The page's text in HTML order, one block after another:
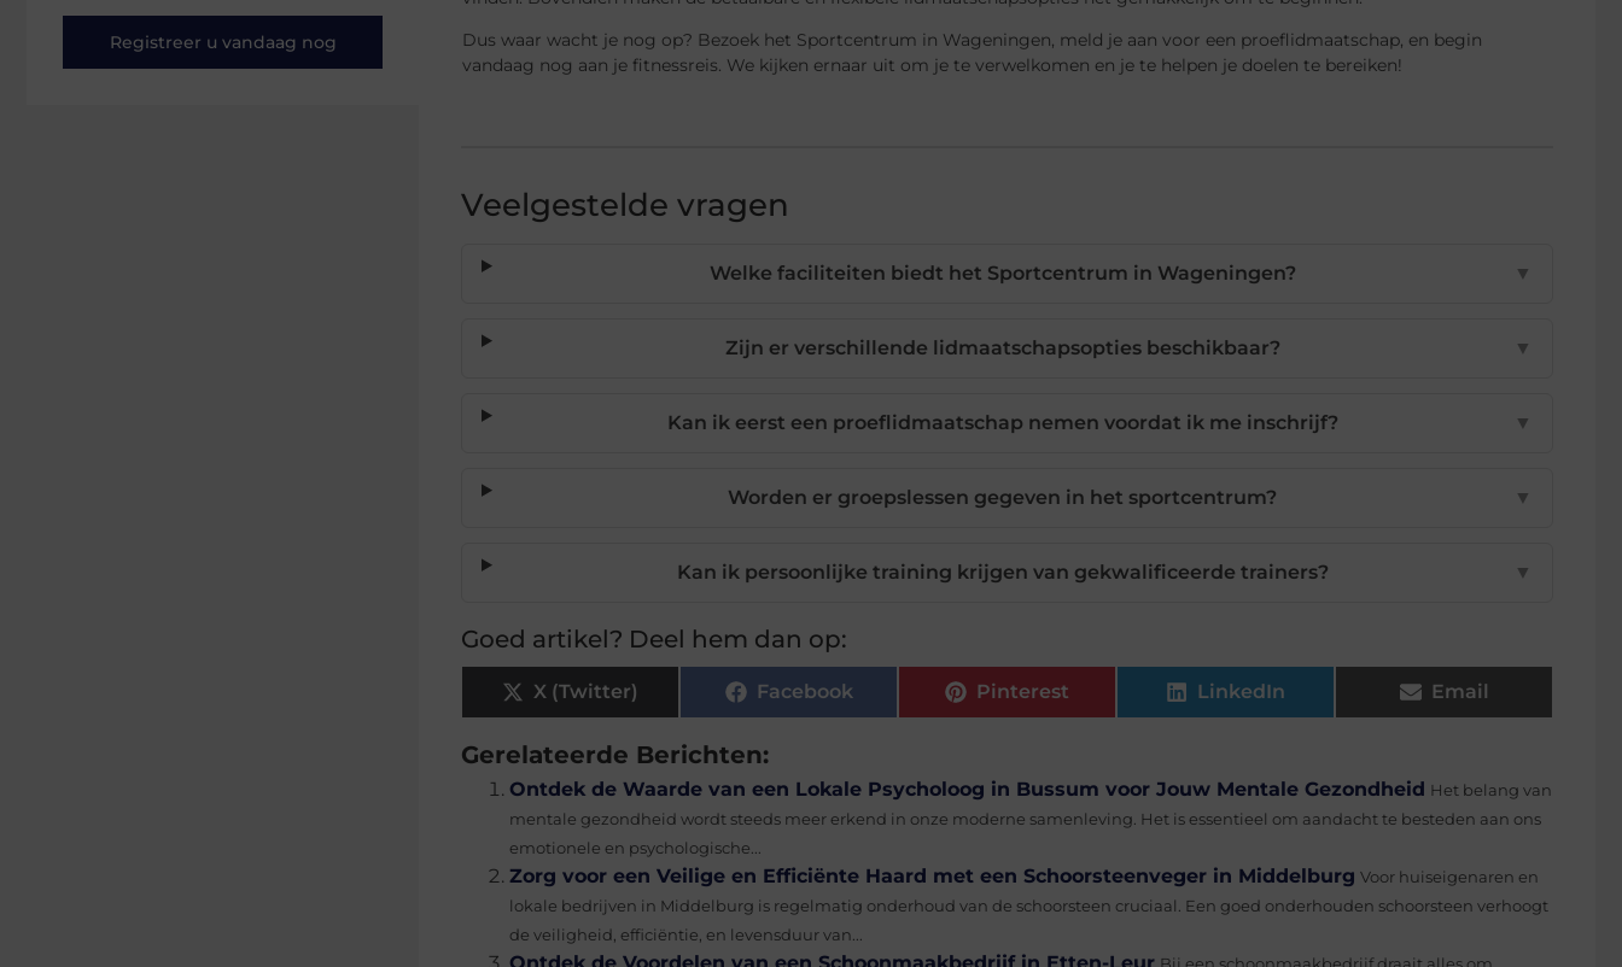
Registreer u vandaag nog
Dus waar wacht je nog op? Bezoek het Sportcentrum in Wageningen, meld je aan voor een proeflidmaatschap, en begin
vandaag nog aan je fitnessreis. We kijken ernaar uit om je te verwelkomen en je te helpen je doelen te bereiken!
Veelgestelde vragen
Welke faciliteiten biedt het Sportcentrum in Wageningen? ▼
Zijn er verschillende lidmaatschapsopties beschikbaar? ▼
Kan ik eerst een proeflidmaatschap nemen voordat ik me inschrijf? ▼
Worden er groepslessen gegeven in het sportcentrum? ▼
Kan ik persoonlijke training krijgen van gekwalificeerde trainers? ▼
Goed artikel? Deel hem dan op:
X (Twitter) Facebook Pinterest LinkedIn Email
Gerelateerde Berichten:
Ontdek de Waarde van een Lokale Psycholoog in Bussum voor Jouw Mentale Gezondheid Het belang van
mentale gezondheid wordt steeds meer erkend in onze moderne samenleving. Het is essentieel om aandacht te besteden aan ons
emotionele en psychologische...
Zorg voor een Veilige en Efficiënte Haard met een Schoorsteenveger in Middelburg Voor huiseigenaren en
lokale bedrijven in Middelburg is regelmatig onderhoud van de schoorsteen cruciaal. Een goed onderhouden schoorsteen verhoogt
de veiligheid, efficiëntie, en levensduur van...